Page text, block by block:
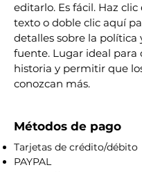
editarlo. Es fácil. Haz
texto o doble clic aquí
detalles sobre la política
fuente. Lugar ideal para
historia y permitir que
conozcan más.
Métodos de pago
Tarjetas de crédito/débito
PAYPAL